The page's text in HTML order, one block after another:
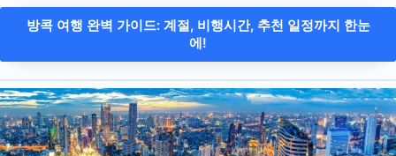
방콕 여행 완벽 가이드: 계절, 비행시간, 추천 일정까지 한눈
에!